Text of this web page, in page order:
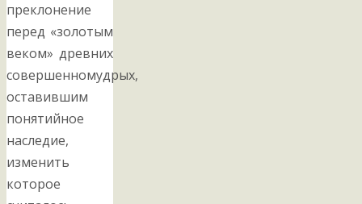
преклонение
перед «золотым
веком» древних
совершенномудрых,
оставившим
понятийное
наследие,
изменить
которое